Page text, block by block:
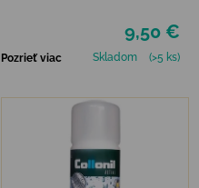
9,50 €
Pozrieť viac Skladom (>5 ks)